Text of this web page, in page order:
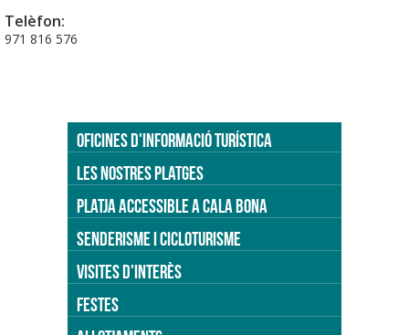
Telèfon:
971 816 576
OFICINES D'INFORMACIÓ TURÍSTICA
LES NOSTRES PLATGES
PLATJA ACCESSIBLE A CALA BONA
SENDERISME I CICLOTURISME
VISITES D'INTERÈS
FESTES